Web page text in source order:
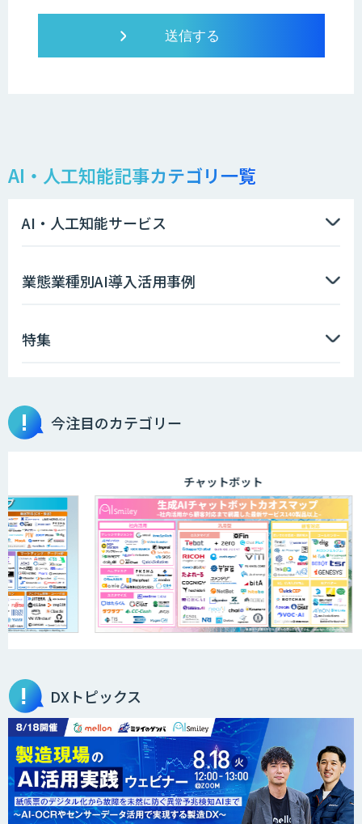
AI・人工知能記事カテゴリ一覧
AI・人工知能サービス
業態業種別AI導入活用事例
特集
今注目のカテゴリー
チャットボット
DXトピックス